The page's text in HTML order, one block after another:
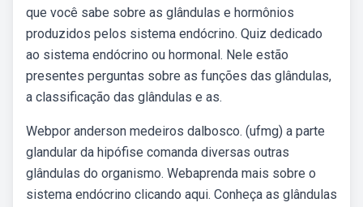
que você sabe sobre as glândulas e hormônios
produzidos pelos sistema endócrino. Quiz dedicado
ao sistema endócrino ou hormonal. Nele estão
presentes perguntas sobre as funções das glândulas,
a classificação das glândulas e as.
Webpor anderson medeiros dalbosco. (ufmg) a parte
glandular da hipófise comanda diversas outras
glândulas do organismo. Webaprenda mais sobre o
sistema endócrino clicando aqui. Conheça as glândulas